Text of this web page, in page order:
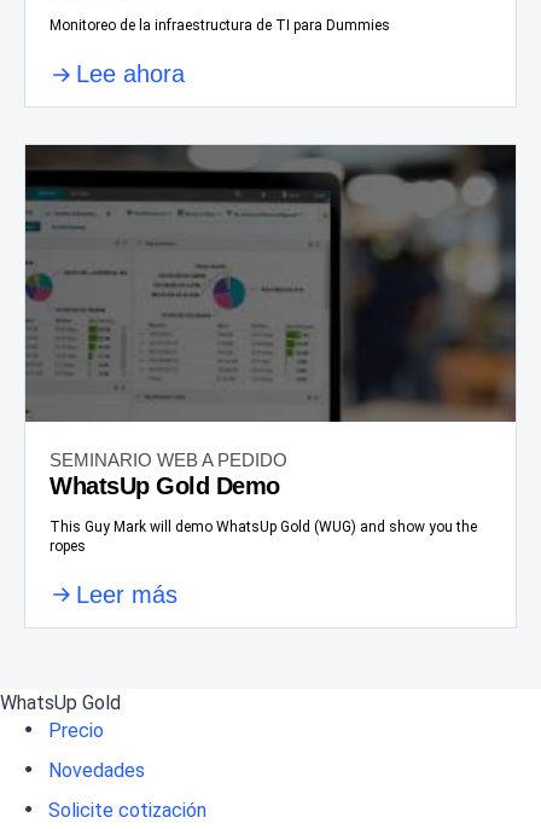
Monitoreo de la infraestructura de TI para Dummies
Lee ahora
SEMINARIO WEB A PEDIDO
WhatsUp Gold Demo
This Guy Mark will demo WhatsUp Gold (WUG) and show you the
ropes
Leer más
WhatsUp Gold
Precio
Novedades
Solicite cotización